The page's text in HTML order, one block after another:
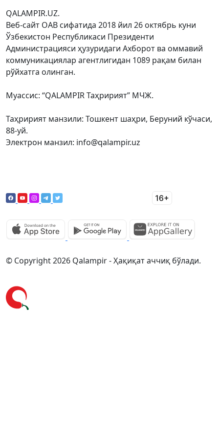
QALAMPIR.UZ.
Веб-сайт ОАВ сифатида 2018 йил 26 октябрь куни
Ўзбекистон Республикаси Президенти
Администрацияси ҳузуридаги Ахборот ва оммавий
коммуникациялар агентлигидан 1089 рақам билан
рўйхатга олинган.
Муассис: “QALAMPIR Таҳририят” МЧЖ.
Таҳририят манзили: Тошкент шаҳри, Беруний кўчаси,
88-уй.
Электрон манзил: info@qalampir.uz
© Copyright 2026 Qalampir - Ҳақиқат аччиқ бўлади.